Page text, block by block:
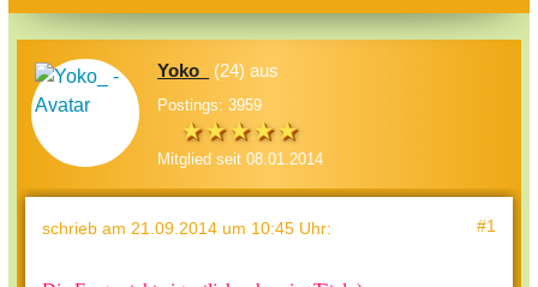
Yoko_ (24) aus
Postings: 3959
Mitglied seit 08.01.2014
schrieb am 21.09.2014 um 10:45 Uhr: #1